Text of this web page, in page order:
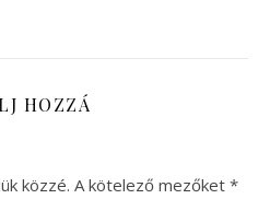
HOZZÁ
közzé. A kötelező mezőket *